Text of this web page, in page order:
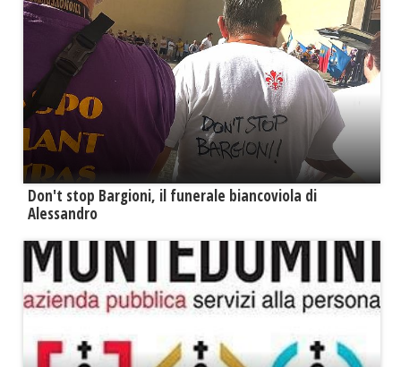
Don't stop Bargioni, il funerale biancoviola di
Alessandro